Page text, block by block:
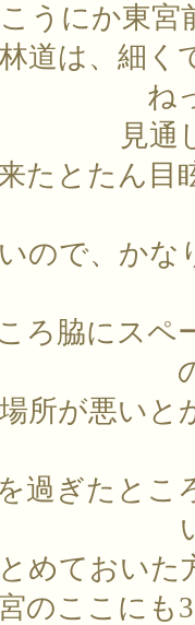
うにか東宮
道は、細く
ね
見通
たとたん目
ので、かな
ろ脇にスペ
所が悪いと
過ぎたとこ
とめておいた
のここにも